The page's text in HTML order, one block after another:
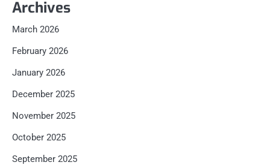
Archives
March 2026
February 2026
January 2026
December 2025
November 2025
October 2025
September 2025